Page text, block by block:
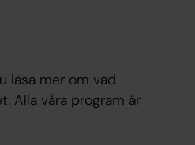
läsa mer om vad
Alla våra program är